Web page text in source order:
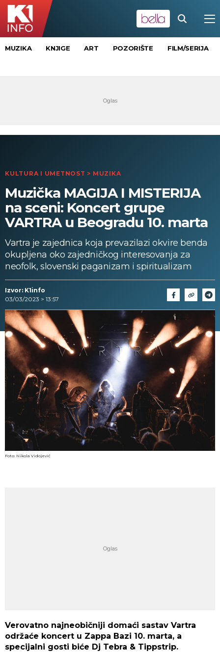
MUZIKA KNJIGE ART POZORIŠTE FILM/SERIJA
KULTURA I UMETNOST > MUZIKA
Muzička MAGIJA I MISTERIJA
na sceni: Koncert grupe
VARTRA u Beogradu 10. marta
Vartra je zajednica koja prevazilazi okvire benda
okupljena oko zajedničkog interesovanja za
neofolk, slovenski paganizam i spiritualizam
Izvor: K1info
03/03/2023 > 13:57
Foto: Nikola Vidojević
Verovatno najneobičniji domaći sastav Vartra
održaće koncert u Zappa Bazi 10. marta, a
specijalni gosti biće Dj Tebra & Tippstrip.